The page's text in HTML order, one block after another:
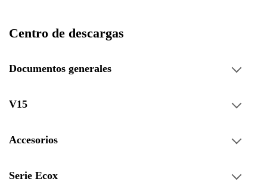
Centro de descargas
Documentos generales
V15
Accesorios
Serie Ecox